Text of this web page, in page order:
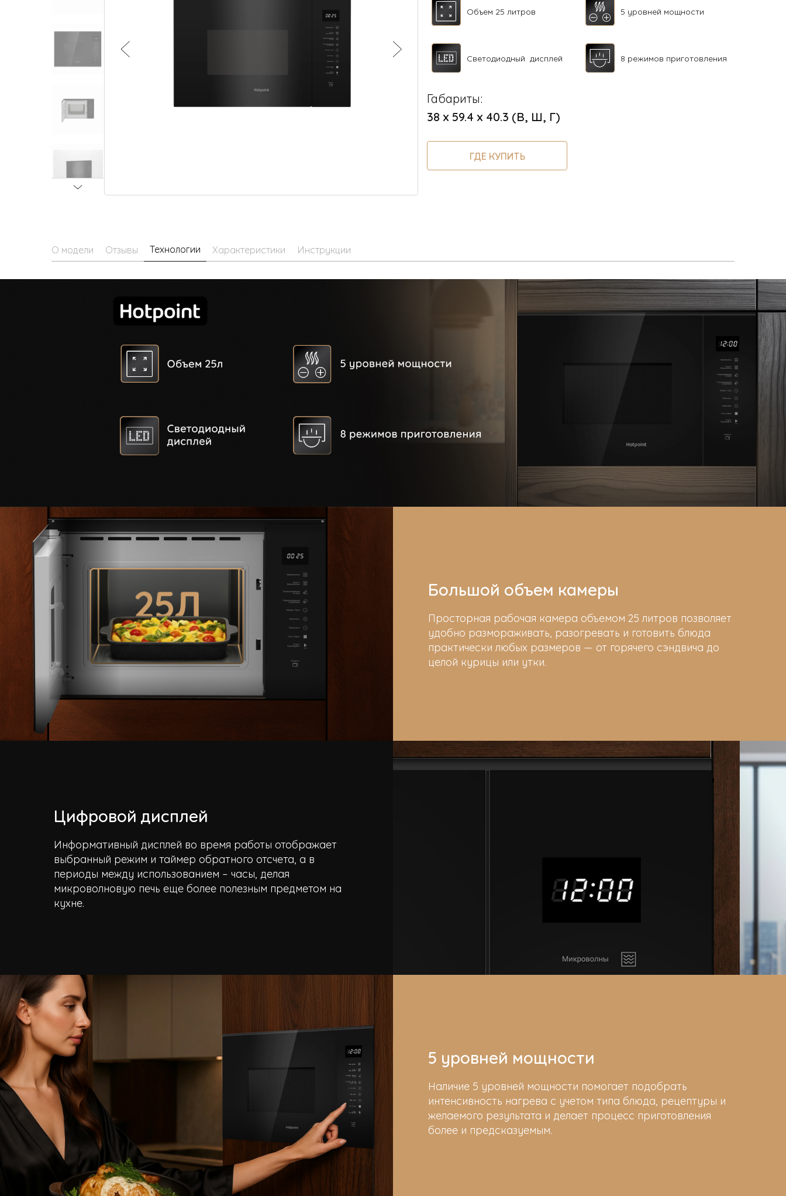
Объем 25 литров 5 уровней мощности
Светодиодный дисплей 8 режимов приготовления
Габариты:
38 х 59.4 х 40.3 (В, Ш, Г)
ГДЕ КУПИТЬ
О модели Отзывы Технологии Характеристики Инструкции
Большой объем камеры
Просторная рабочая камера объемом 25 литров позволяет
удобно размораживать, разогревать и готовить блюда
практически любых размеров — от горячего сэндвича до
целой курицы или утки.
Цифровой дисплей
Информативный дисплей во время работы отображает
выбранный режим и таймер обратного отсчета, а в
периоды между использованием – часы, делая
микроволновую печь еще более полезным предметом на
кухне.
5 уровней мощности
Наличие 5 уровней мощности помогает подобрать
интенсивность нагрева с учетом типа блюда, рецептуры и
желаемого результата и делает процесс приготовления
более и предсказуемым.